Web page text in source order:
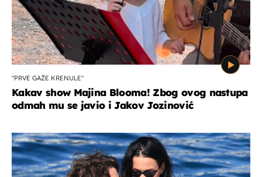
"PRVE GAŽE KRENULE"
Kakav show Majina Blooma! Zbog ovog nastupa
odmah mu se javio i Jakov Jozinović